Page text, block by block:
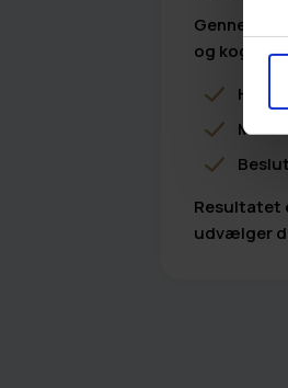
Gennem
og
Mere
Resultatet
udvælger